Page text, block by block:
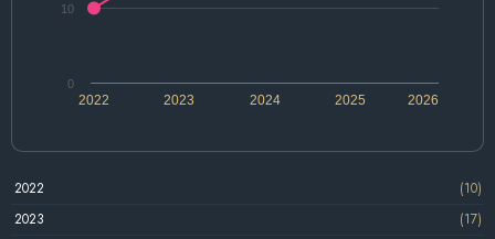
2022 2024 2026
2023 2025
0
10
2022
(10)
2023
(17)